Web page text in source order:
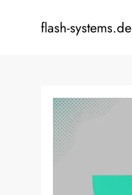
flash-systems.de